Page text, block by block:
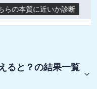
に近いか診断
ると？の結果一覧